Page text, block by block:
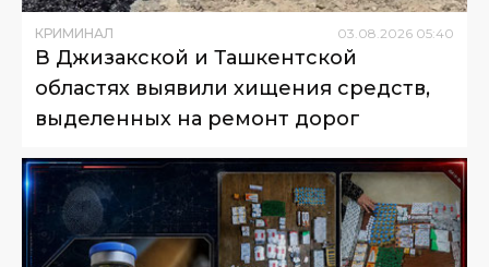
КРИМИНАЛ 03.08.2026 05:40
В Джизакской и Ташкентской
областях выявили хищения средств,
выделенных на ремонт дорог